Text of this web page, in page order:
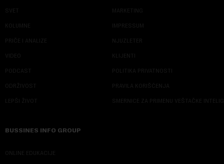
SVET
KOLUMNE
PRIČE I ANALIZE
VIDEO
PODCAST
ODRŽIVOST
LEPŠI ŽIVOT
MARKETING
IMPRESSUM
NJUZLETER
KLIJENTI
POLITIKA PRIVATNOSTI
PRAVILA KORIŠĆENJA
SMERNICE ZA PRIMENU VEŠTAČKE
BUSSINES INFO GROUP
ONLINE EDUKACIJE